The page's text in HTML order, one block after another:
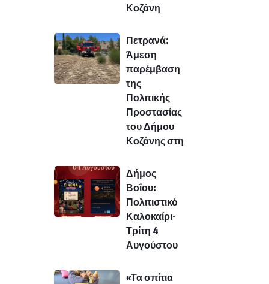
Κοζάνη
Πετρανά:
Άμεση
παρέμβαση
της
Πολιτικής
Προστασίας
του Δήμου
Κοζάνης στη
Δήμος
Βοΐου:
Πολιτιστικό
Καλοκαίρι-
Τρίτη 4
Αυγούστου
«Τα σπίτια